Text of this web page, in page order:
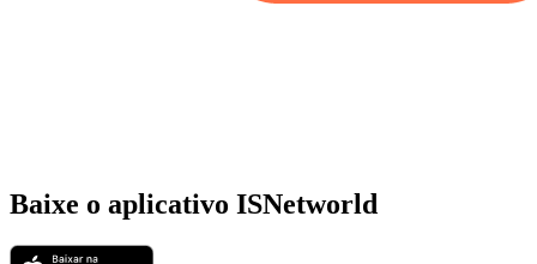
Baixe o aplicativo ISNetworld